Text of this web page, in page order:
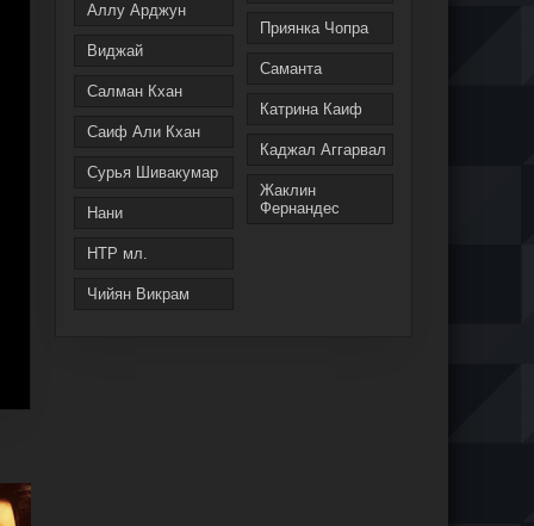
Аллу Арджун
Виджай
Салман Кхан
Саиф Али Кхан
Сурья Шивакумар
Нани
НТР мл.
Чийян Викрам
Приянка Чопра
Саманта
Катрина Каиф
Каджал Аггарвал
Жаклин
Фернандес